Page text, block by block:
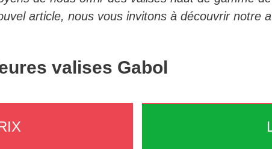
article, nous vous invitons à découvrir notre
valises Gabol